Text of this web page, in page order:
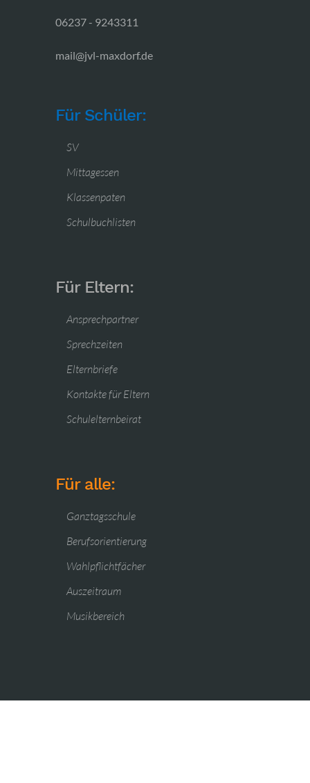
06237 - 9243311
mail@jvl-maxdorf.de
Für Schüler:
SV
Mittagessen
Klassenpaten
Schulbuchlisten
Für Eltern:
Ansprechpartner
Sprechzeiten
Elternbriefe
Kontakte für Eltern
Schulelternbeirat
Für alle:
Ganztagsschule
Berufsorientierung
Wahlpflichtfächer
Auszeitraum
Musikbereich